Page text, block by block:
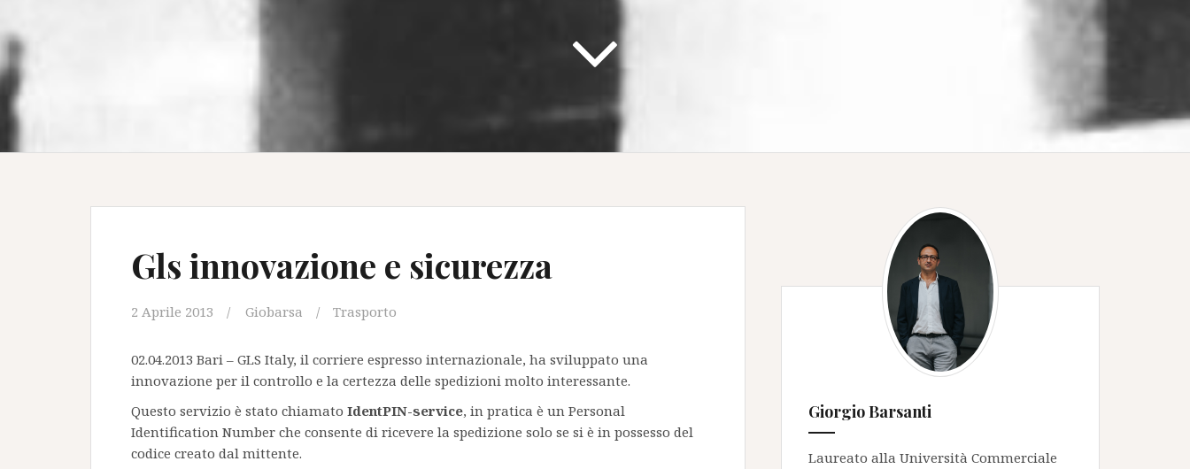
Gls innovazione e sicurezza
2 Aprile 2013 Giobarsa Trasporto
02.04.2013 Bari – GLS Italy, il corriere espresso internazionale, ha sviluppato una
innovazione per il controllo e la certezza delle spedizioni molto interessante.
Questo servizio è stato chiamato IdentPIN-service, in pratica è un Personal
Identification Number che consente di ricevere la spedizione solo se si è in possesso del
codice creato dal mittente.
Giorgio Barsanti
Laureato alla Università Commerciale